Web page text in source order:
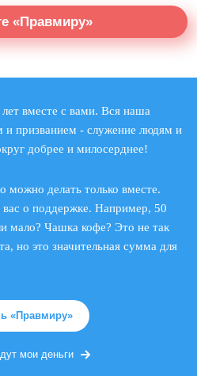
«Правмиру»
вместе с вами. Вся наша
призванием - служение людям и
добрее и милосерднее!
можно делать только вместе.
о поддержке. Например, 50
мало? Чашка кофе? Это не так
но это значительная сумма для
«Правмиру»
мои деньги